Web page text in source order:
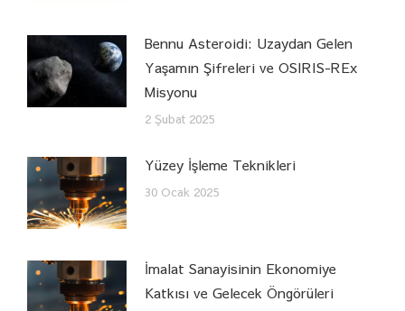
Bennu Asteroidi: Uzaydan Gelen
Yaşamın Şifreleri ve OSIRIS-REx
Misyonu
2 Şubat 2025
Yüzey İşleme Teknikleri
30 Ocak 2025
İmalat Sanayisinin Ekonomiye
Katkısı ve Gelecek Öngörüleri